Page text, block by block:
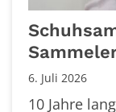
6. Juli 2026
10 Jahre